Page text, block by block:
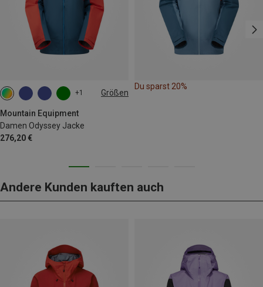
+1 Größen
Mountain Equipment
Damen Odyssey Jacke
276,20 €
XS S M
Du sparst 20%
Andere Kunden kauften auch